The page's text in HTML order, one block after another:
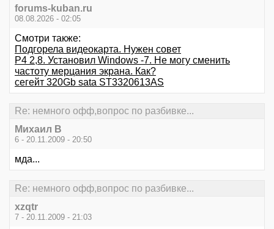
forums-kuban.ru
08.08.2026 - 02:05
Смотри также:
Подгорела видеокарта. Нужен совет
P4 2,8. Установил Windows -7. Не могу сменить
частоту мерцания экрана. Как?
сегейт 320Gb sata ST3320613AS
Re: немного офф,вопрос по разбивке...
Михаил В
6 - 20.11.2009 - 20:50
мда...
Re: немного офф,вопрос по разбивке...
xzqtr
7 - 20.11.2009 - 21:03